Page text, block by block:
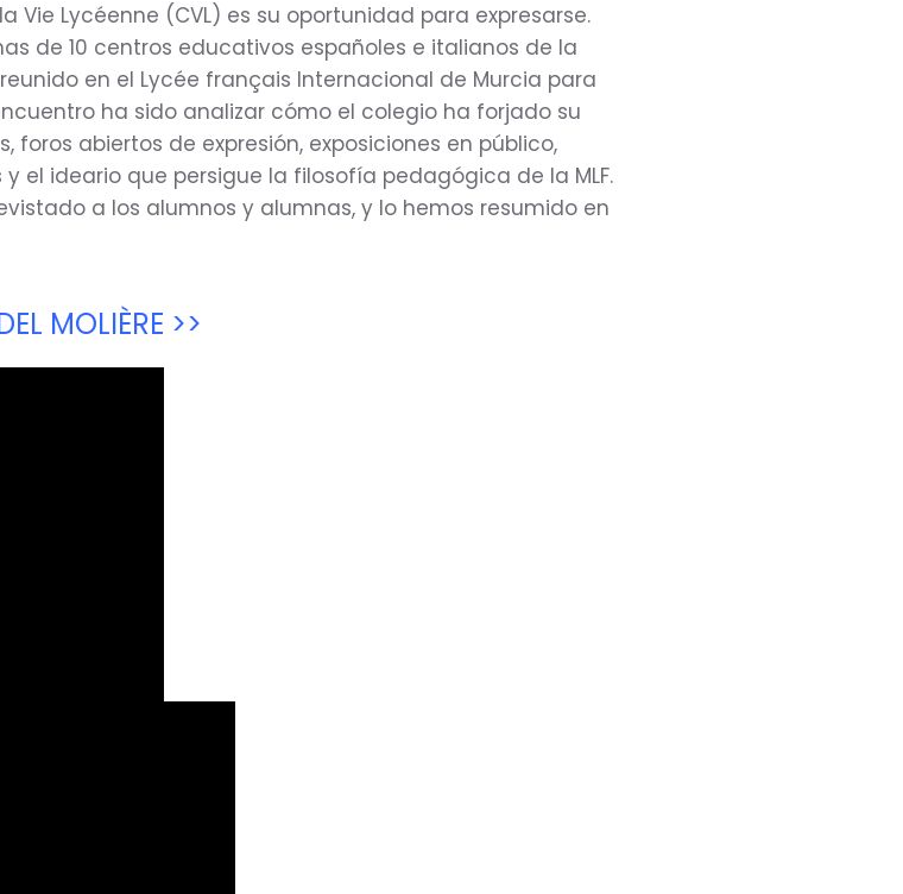
Vie Lycéenne (CVL) es su oportunidad para expresarse.
de 10 centros educativos españoles e italianos de la
reunido en el Lycée français Internacional de Murcia para
ha sido analizar cómo el colegio ha forjado su
foros abiertos de expresión, exposiciones en público,
el ideario que persigue la filosofía pedagógica de la MLF.
a los alumnos y alumnas, y lo hemos resumido en
MOLIÈRE >>